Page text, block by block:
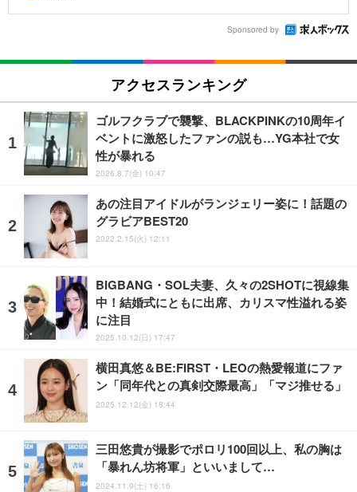
Sponsored by
アクセスランキング
ゴルフクラブで襲撃、BLACKPINKの10周年イ
ベントに激怒したファンの説も…YG本社で女
性が暴れる
2026.8.7(金) 10:47
あの注目アイドルがランジェリー姿に！話題の
グラビアBEST20
2022.2.15(火) 12:11
BIGBANG・SOL夫妻、久々の2SHOTに視線集
中！結婚式にともに出席、カリスマ性溢れる姿
に注目
2025.10.12(日) 17:47
横田真悠＆BE:FIRST・LEOの熱愛報道にファ
ン「同年代との真剣交際最高」「マジ推せる」
2025.12.12(金) 18:44
三田悠貴が撮影でポロリ100回以上、私の胸は
「暴れん坊将軍」といいまして…
2024.11.9(土) 16:16